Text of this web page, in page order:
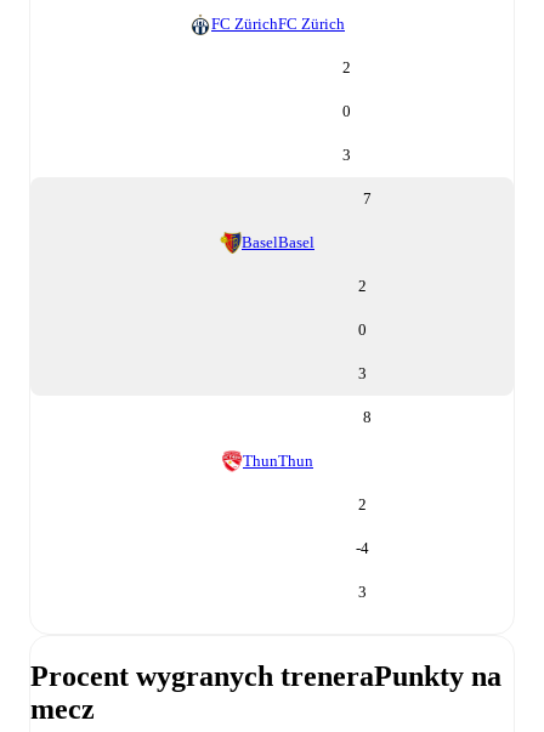
FC ZürichFC Zürich
2
0
3
7
BaselBasel
2
0
3
8
ThunThun
2
-4
3
Procent wygranych treneraPunkty na
mecz